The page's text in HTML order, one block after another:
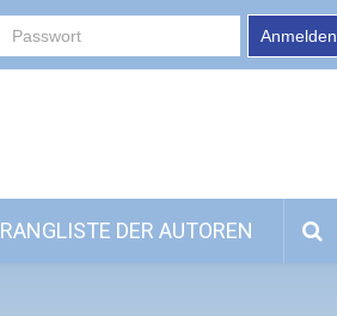
Anmelden
RANGLISTE DER AUTOREN